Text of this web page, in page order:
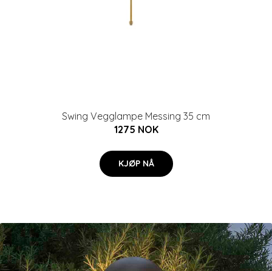
Swing Vegglampe Messing 35 cm
1275 NOK
KJØP NÅ